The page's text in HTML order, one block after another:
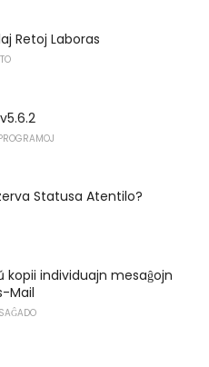
Retoj Laboras
Statusa Atentilo?
kopii individuajn mesaĝojn
Mail